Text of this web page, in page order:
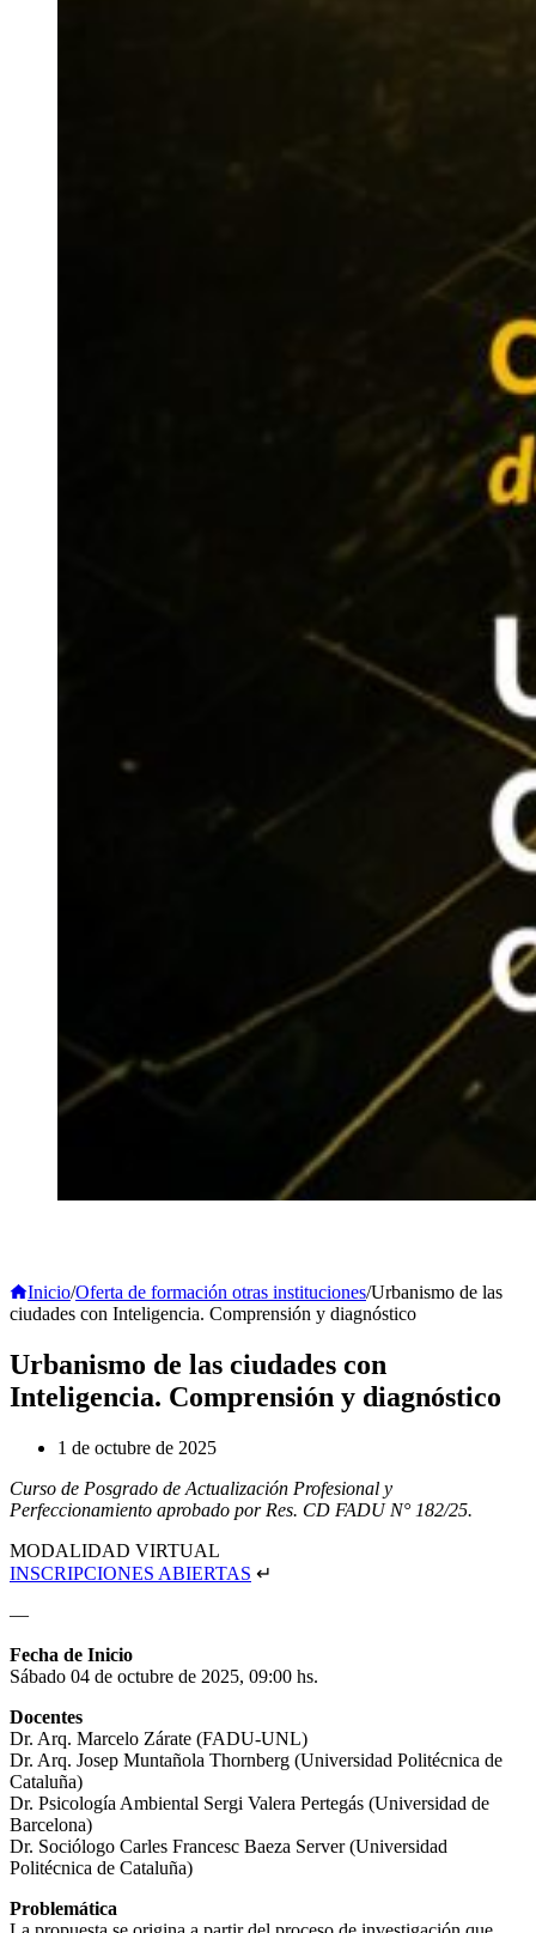
Inicio/Oferta de formación otras instituciones/Urbanismo de las
ciudades con Inteligencia. Comprensión y diagnóstico
Urbanismo de las ciudades con
Inteligencia. Comprensión y diagnóstico
1 de octubre de 2025
Curso de Posgrado de Actualización Profesional y
Perfeccionamiento aprobado por Res. CD FADU N° 182/25.
MODALIDAD VIRTUAL
INSCRIPCIONES ABIERTAS ↵
—
Fecha de Inicio
Sábado 04 de octubre de 2025, 09:00 hs.
Docentes
Dr. Arq. Marcelo Zárate (FADU-UNL)
Dr. Arq. Josep Muntañola Thornberg (Universidad Politécnica de
Cataluña)
Dr. Psicología Ambiental Sergi Valera Pertegás (Universidad de
Barcelona)
Dr. Sociólogo Carles Francesc Baeza Server (Universidad
Politécnica de Cataluña)
Problemática